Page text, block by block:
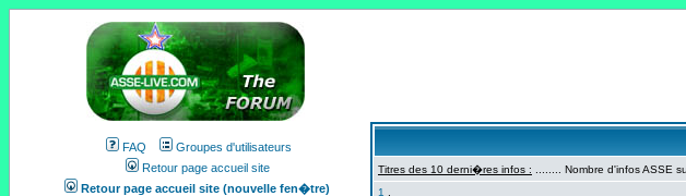
FAQ
Groupes d'utilisateurs
Retour page accueil site
Retour page accueil site (nouvelle fen�tre)
Titres des 10 derni�res infos : Nombre d'infos ASSE
1